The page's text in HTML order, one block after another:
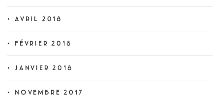
AVRIL 2018
FÉVRIER 2018
JANVIER 2018
NOVEMBRE 2017